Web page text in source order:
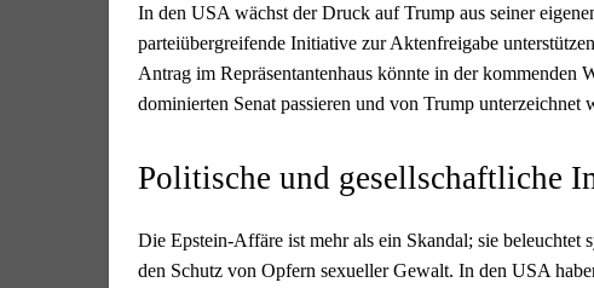
In den USA wächst der Druck auf Trump aus seiner
parteiübergreifende Initiative zur Aktenfreigabe
Antrag im Repräsentantenhaus könnte in der kommenden
dominierten Senat passieren und von Trump unterzeichnet
Politische und gesellschaftliche
Die Epstein-Affäre ist mehr als ein Skandal; sie
den Schutz von Opfern sexueller Gewalt. In den USA